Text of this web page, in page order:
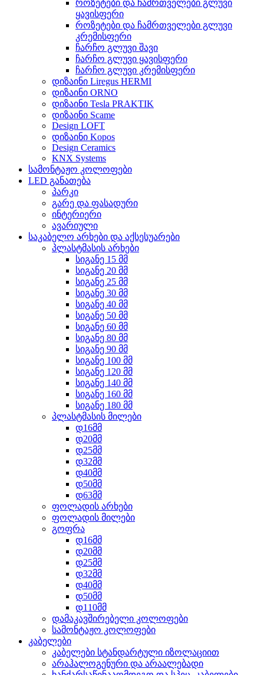
როზეტები და ჩამრთველები გლუვი
ყავისფერი
როზეტები და ჩამრთველები გლუვი
კრემისფერი
ჩარჩო გლუვი შავი
ჩარჩო გლუვი ყავისფერი
ჩარჩო გლუვი კრემისფერი
დიზაინი Liregus HERMI
დიზაინი ORNO
დიზაინი Tesla PRAKTIK
დიზაინი Scame
Design LOFT
დიზაინი Kopos
Design Ceramics
KNX Systems
სამონტაჟო კოლოფები
LED განათება
პარკი
გარე და ფასადური
ინტერიერი
ავარიული
საკაბელო არხები და აქსესუარები
პლასტმასის არხები
სიგანე 15 მმ
სიგანე 20 მმ
სიგანე 25 მმ
სიგანე 30 მმ
სიგანე 40 მმ
სიგანე 50 მმ
სიგანე 60 მმ
სიგანე 80 მმ
სიგანე 90 მმ
სიგანე 100 მმ
სიგანე 120 მმ
სიგანე 140 მმ
სიგანე 160 მმ
სიგანე 180 მმ
პლასტმასის მილები
დ16მმ
დ20მმ
დ25მმ
დ32მმ
დ40მმ
დ50მმ
დ63მმ
ფოლადის არხები
ფოლადის მილები
გოფრა
დ16მმ
დ20მმ
დ25მმ
დ32მმ
დ40მმ
დ50მმ
დ110მმ
დამაკავშირებელი კოლოფები
სამონტაჟო კოლოფები
კაბელები
კაბელები სტანდარტული იზოლაციით
არაჰალოგენური და არაალებადი